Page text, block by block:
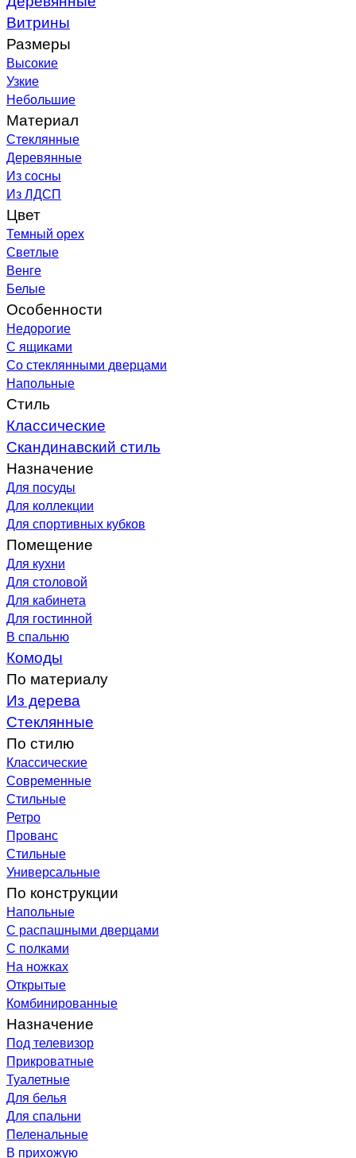
Витрины
Размеры
Высокие
Узкие
Небольшие
Материал
Стеклянные
Деревянные
Из сосны
Из ЛДСП
Цвет
Темный орех
Светлые
Венге
Белые
Особенности
Недорогие
С ящиками
Со стеклянными дверцами
Напольные
Стиль
Классические
Скандинавский стиль
Назначение
Для посуды
Для коллекции
Для спортивных кубков
Помещение
Для кухни
Для столовой
Для кабинета
Для гостинной
В спальню
Комоды
По материалу
Из дерева
Стеклянные
По стилю
Классические
Современные
Стильные
Ретро
Прованс
Стильные
Универсальные
По конструкции
Напольные
С распашными дверцами
С полками
На ножках
Открытые
Комбинированные
Назначение
Под телевизор
Прикроватные
Туалетные
Для белья
Для спальни
Пеленальные
В прихожую